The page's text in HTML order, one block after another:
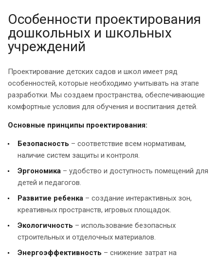
Особенности проектирования
дошкольных и школьных
учреждений
Проектирование детских садов и школ имеет ряд
особенностей, которые необходимо учитывать на этапе
разработки. Мы создаем пространства, обеспечивающие
комфортные условия для обучения и воспитания детей.
Основные принципы проектирования:
Безопасность – соответствие всем нормативам,
наличие систем защиты и контроля.
Эргономика – удобство и доступность помещений для
детей и педагогов.
Развитие ребенка – создание интерактивных зон,
креативных пространств, игровых площадок.
Экологичность – использование безопасных
строительных и отделочных материалов.
Энергоэффективность – снижение затрат на